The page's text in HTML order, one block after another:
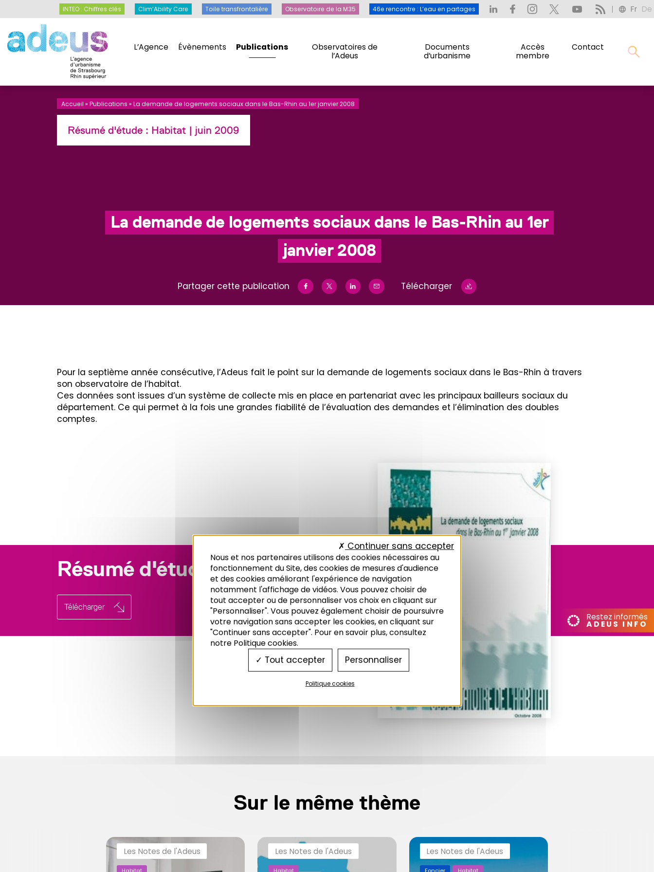
L’Agence Évènements Publications
Observatoires de
l’Adeus
Documents
d’urbanisme
Accès
membre
Contact
INTEO : Chiffres clés Clim’Ability Care Toile transfrontalière Observatoire de la M35 46e rencontre : L’eau en partages Fr De
INTEO : Chiffres clés Clim’Ability Care Toile transfrontalière Observatoire de la M35 46e rencontre : L’eau en partages Fr De
Accueil » Publications » La demande de logements sociaux dans le Bas-Rhin au 1er janvier 2008
Résumé d'étude : Habitat| juin 2009
La demande de logements sociaux dans le Bas-Rhin au 1er
janvier 2008
Partager cette publication Télécharger
Pour la septième année consécutive, l’Adeus fait le point sur la demande de logements sociaux dans le Bas-Rhin à travers
son observatoire de l’habitat.
Ces données sont issues d’un système de collecte mis en place en partenariat avec les principaux bailleurs sociaux du
département. Ce qui permet à la fois une grandes fiabilité de l’évaluation des demandes et l’élimination des doubles
comptes.
Résumé d'étude
Télécharger
Sur le même thème
Les Notes de l'Adeus Les Notes de l'Adeus Les Notes de l'Adeus
Restez informés
ADEUS INFO
Panneau de gestion des cookies
Nous et nos partenaires utilisons des cookies nécessaires au
fonctionnement du Site, des cookies de mesures d'audience
et des cookies améliorant l'expérience de navigation
notamment l'affichage de vidéos. Vous pouvez choisir de
tout accepter ou de personnaliser vos choix en cliquant sur
"Personnaliser". Vous pouvez également choisir de poursuivre
votre navigation sans accepter les cookies, en cliquant sur
"Continuer sans accepter". Pour en savoir plus, consultez
notre Politique cookies.
Tout accepter
Continuer sans accepter
Personnaliser
Politique cookies